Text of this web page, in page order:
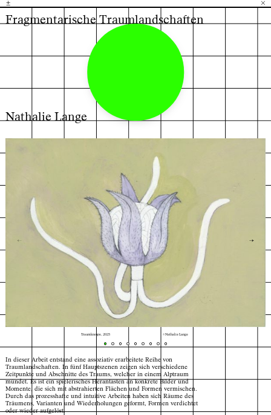
± ×
Fragmentarische Traumlandschaften
Nathalie Lange
Traumknospe, 2025 © Nathalie Lange
→
←
In dieser Arbeit entstand eine assoziativ erarbeitete Reihe von
Traumlandschaften. In fünf Hauptszenen zeigen sich verschiedene
Zeitpunkte und Abschnitte des Traums, welcher in einem Alptraum
mündet. Es ist ein spielerisches Herantasten an konkrete Bilder und
Momente, die sich mit abstrahierten Flächen und Formen vermischen.
Durch das prozesshafte und intuitive Arbeiten haben sich Räume des
Träumens, Varianten und Wiederholungen geformt, Formen verdichtet
oder wieder aufgelöst.
H B